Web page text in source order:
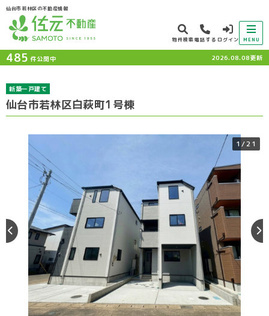
仙台市若林区の不動産情報
物件検索電話する ログイン MENU
485 件公開中 2026.08.08更新
新築一戸建て
仙台市若林区白萩町1号棟
1/21